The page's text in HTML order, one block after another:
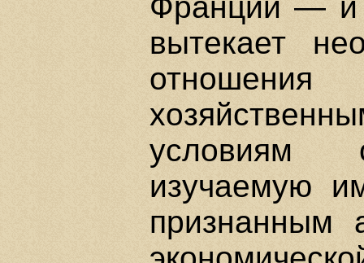
вытекает
условиям
изучаемую
признанным